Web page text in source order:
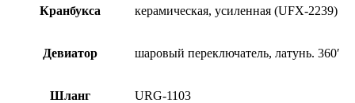
Кранбуксa керамическая, усиленная (UFX-2239)
Девиатор шаровый переключатель, латунь. 360′
Шланг URG-1103